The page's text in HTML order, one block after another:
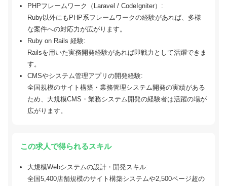
PHPフレームワーク（Laravel / CodeIgniter）:
Ruby以外にもPHP系フレームワークの経験があれば、多様
な案件への対応力が広がります。
Ruby on Rails 経験:
Railsを用いた実務開発経験があれば即戦力として活躍できま
す。
CMSやシステム管理アプリの開発経験:
全国規模のサイト構築・業務管理システム開発の実績がある
ため、大規模CMS・業務システム開発の経験者は活躍の場が
広がります。
この求人で得られるスキル
大規模Webシステムの設計・開発スキル:
全国5,400店舗規模のサイト構築システムや2,500ページ超の